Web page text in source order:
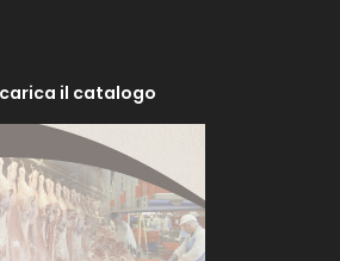
il catalogo